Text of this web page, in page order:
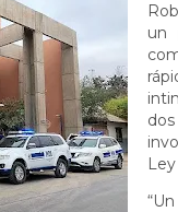
un